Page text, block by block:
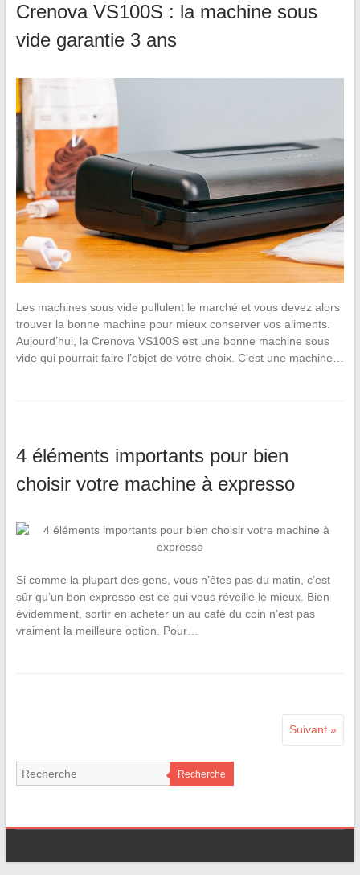
Crenova VS100S : la machine sous
vide garantie 3 ans
Les machines sous vide pullulent le marché et vous devez alors
trouver la bonne machine pour mieux conserver vos aliments.
Aujourd’hui, la Crenova VS100S est une bonne machine sous
vide qui pourrait faire l’objet de votre choix. C’est une machine…
4 éléments importants pour bien
choisir votre machine à expresso
Si comme la plupart des gens, vous n’êtes pas du matin, c’est
sûr qu’un bon expresso est ce qui vous réveille le mieux. Bien
évidemment, sortir en acheter un au café du coin n’est pas
vraiment la meilleure option. Pour…
Suivant »
Recherche